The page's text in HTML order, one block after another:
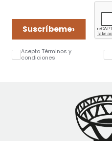
Suscríbeme›
Acepto Términos y
condiciones